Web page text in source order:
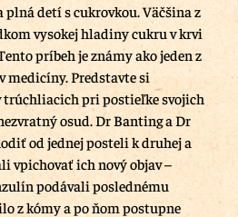
detí s cukrovkou. Väčšina z
vysokej hladiny cukru v krvi
príbeh je známy ako jeden z
medicíny. Predstavte si
pri postieľke svojich
osud. Dr Banting a Dr
od jednej posteli k druhej a
vpichovať ich nový objav –
podávali poslednému
z kómy a po ňom postupne